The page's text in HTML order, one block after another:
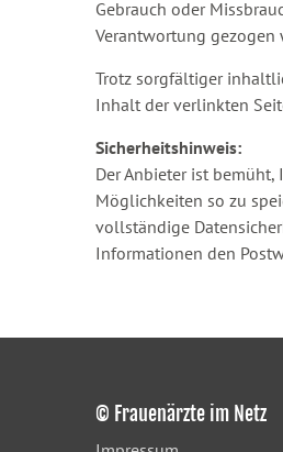
Gebrauch oder
Verantwortung gezogen
Trotz sorgfältiger
Inhalt der verlinkten
Sicherheitshinweis:
Der Anbieter ist
Möglichkeiten so zu
vollständige
Informationen den
© Frauenärzte im Netz